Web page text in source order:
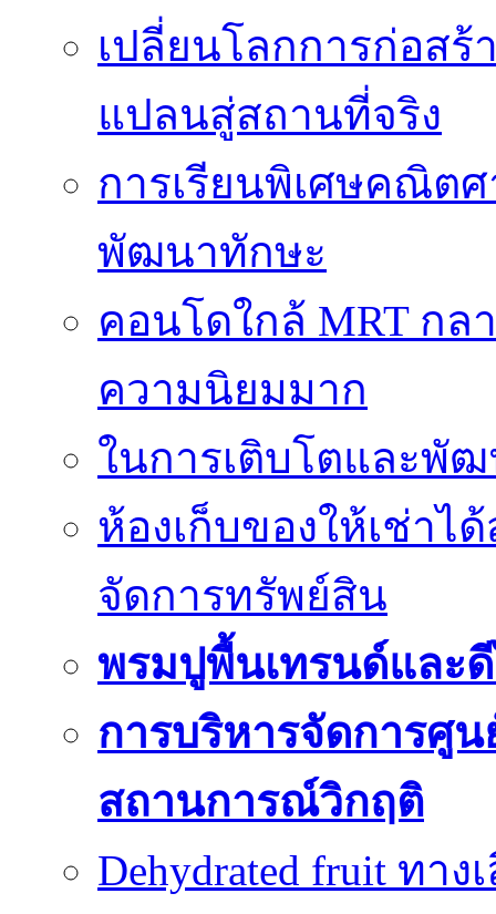
เปลี่ยนโลกการก่อสร้
แปลนสู่สถานที่จริง
การเรียนพิเศษคณิต
พัฒนาทักษะ
คอนโดใกล้ MRT กล
ความนิยมมาก
ในการเติบโตและพั
ห้องเก็บของให้เช่า
จัดการทรัพย์สิน
พรมปูพื้นเทรนด์และ
การบริหารจัดการศู
สถานการณ์วิกฤติ
Dehydrated fruit ท